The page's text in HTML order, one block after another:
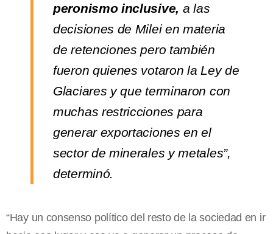
peronismo inclusive, a las
decisiones de Milei en materia
de retenciones pero también
fueron quienes votaron la Ley de
Glaciares y que terminaron con
muchas restricciones para
generar exportaciones en el
sector de minerales y metales”,
determinó.
“Hay un consenso político del resto de la sociedad en ir